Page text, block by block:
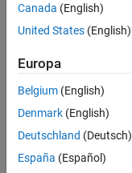
Feedback
RELATED VIDEOS
Canada (English)
United States (English)
Europa
Belgium (English)
Denmark (English)
Deutschland (Deutsch)
España (Español)